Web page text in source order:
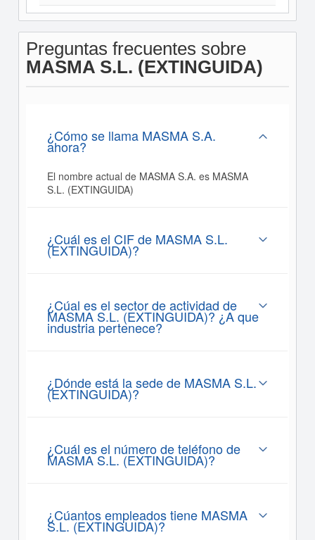
Preguntas frecuentes sobre
MASMA S.L. (EXTINGUIDA)
¿Cómo se llama MASMA S.A.
ahora?
El nombre actual de MASMA S.A. es MASMA
S.L. (EXTINGUIDA)
¿Cuál es el CIF de MASMA S.L.
(EXTINGUIDA)?
¿Cúal es el sector de actividad de
MASMA S.L. (EXTINGUIDA)? ¿A que
industria pertenece?
¿Dónde está la sede de MASMA S.L.
(EXTINGUIDA)?
¿Cuál es el número de teléfono de
MASMA S.L. (EXTINGUIDA)?
¿Cúantos empleados tiene MASMA
S.L. (EXTINGUIDA)?